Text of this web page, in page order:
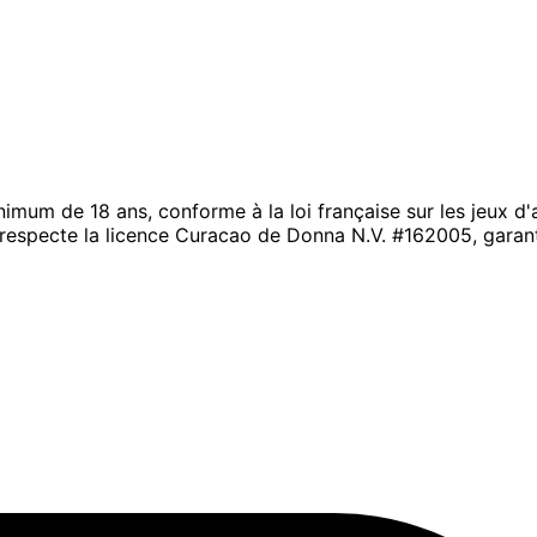
de 18 ans, conforme à la loi française sur les jeux
la licence Curacao de Donna N.V. #162005,